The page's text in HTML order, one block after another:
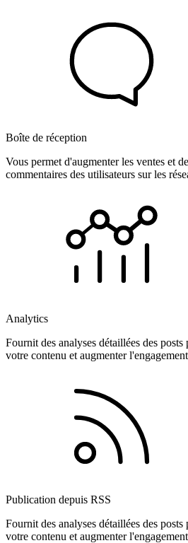
Boîte de réception
Vous permet d'augmenter les ventes et
commentaires des utilisateurs sur les
Analytics
Fournit des analyses détaillées des
votre contenu et augmenter
Publication depuis RSS
Fournit des analyses détaillées des
votre contenu et augmenter